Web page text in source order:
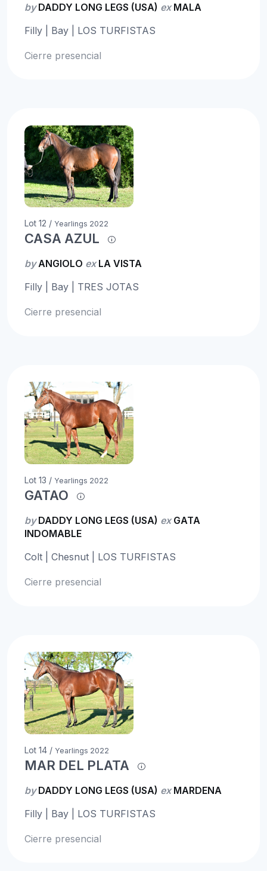
byDADDY LONG LEGS (USA) exMALA
Filly | Bay | LOS TURFISTAS
Cierre presencial
Lot 12 / Yearlings 2022
CASA AZUL
byANGIOLO exLA VISTA
Filly | Bay | TRES JOTAS
Cierre presencial
Lot 13 / Yearlings 2022
GATAO
byDADDY LONG LEGS (USA) exGATA
INDOMABLE
Colt | Chesnut | LOS TURFISTAS
Cierre presencial
Lot 14 / Yearlings 2022
MAR DEL PLATA
byDADDY LONG LEGS (USA) exMARDENA
Filly | Bay | LOS TURFISTAS
Cierre presencial